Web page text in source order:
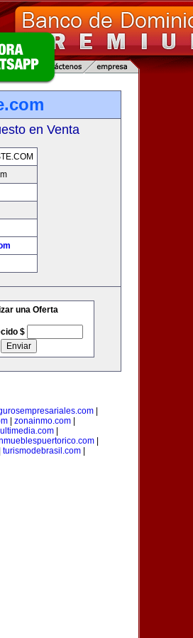
en Venta
una Oferta
$
| zonainmo.com|
|
|
turismodebrasil.com